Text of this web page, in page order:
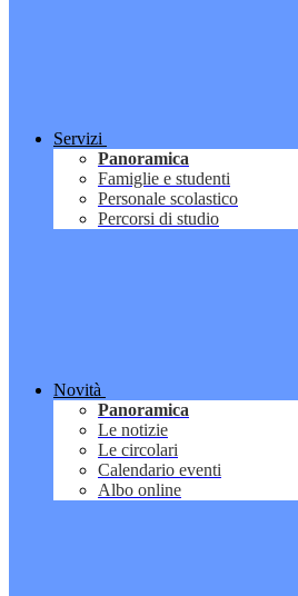
Servizi
Panoramica
Famiglie e studenti
Personale scolastico
Percorsi di studio
Novità
Panoramica
Le notizie
Le circolari
Calendario eventi
Albo online